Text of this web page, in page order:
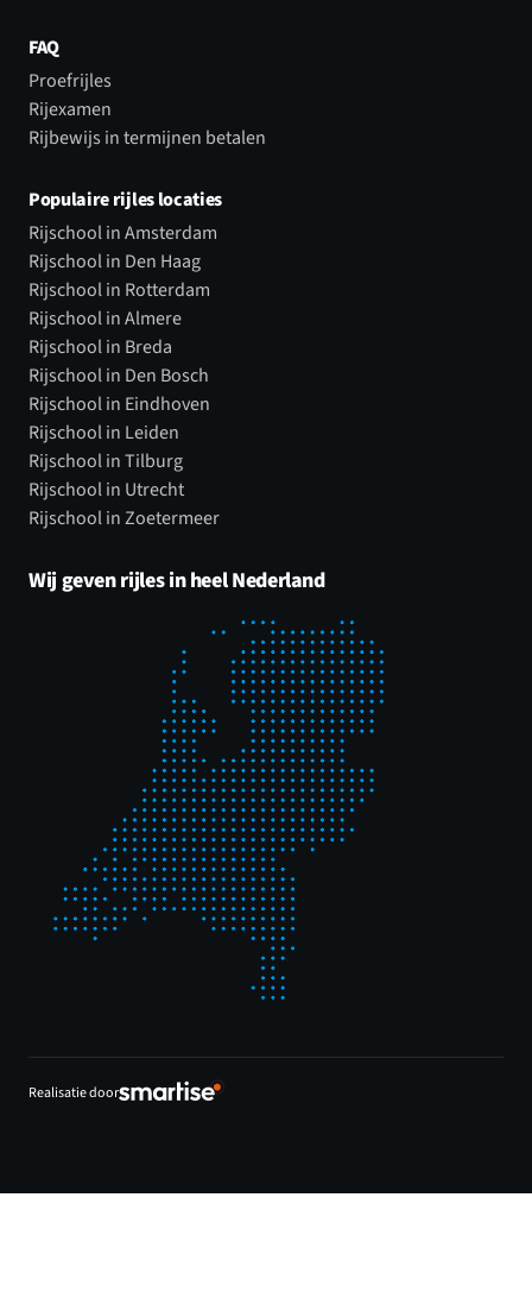
FAQ
Proefrijles
Rijexamen
Rijbewijs in termijnen betalen
Populaire rijles locaties
Rijschool in Amsterdam
Rijschool in Den Haag
Rijschool in Rotterdam
Rijschool in Almere
Rijschool in Breda
Rijschool in Den Bosch
Rijschool in Eindhoven
Rijschool in Leiden
Rijschool in Tilburg
Rijschool in Utrecht
Rijschool in Zoetermeer
Wij geven rijles in heel Nederland
Realisatie door